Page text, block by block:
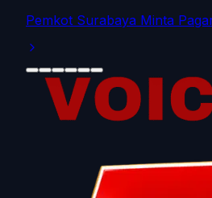
Propam Polda Kepri Usut Isu